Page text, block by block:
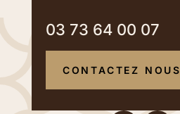
03 73 64 00 07
CONTACTEZ NOUS